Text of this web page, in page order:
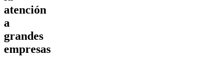
atención
a
grandes
empresas